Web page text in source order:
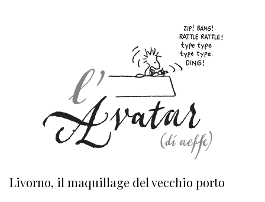
Livorno, il maquillage del vecchio porto